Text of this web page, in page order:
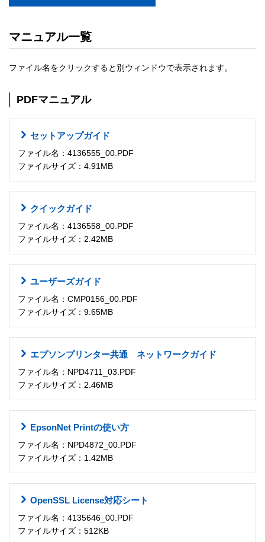
マニュアル一覧
ファイル名をクリックすると別ウィンドウで表示されます。
PDFマニュアル
セットアップガイド
ファイル名：4136555_00.PDF
ファイルサイズ：4.91MB
クイックガイド
ファイル名：4136558_00.PDF
ファイルサイズ：2.42MB
ユーザーズガイド
ファイル名：CMP0156_00.PDF
ファイルサイズ：9.65MB
エプソンプリンター共通 ネットワークガイド
ファイル名：NPD4711_03.PDF
ファイルサイズ：2.46MB
EpsonNet Printの使い方
ファイル名：NPD4872_00.PDF
ファイルサイズ：1.42MB
OpenSSL License対応シート
ファイル名：4135646_00.PDF
ファイルサイズ：512KB